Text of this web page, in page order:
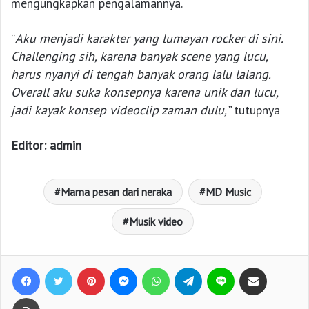
“Aku menjadi karakter yang lumayan rocker di sini.
Challenging sih, karena banyak scene yang lucu,
harus nyanyi di tengah banyak orang lalu lalang.
Overall aku suka konsepnya karena unik dan lucu,
jadi kayak konsep videoclip zaman dulu,”tutupnya
Editor: admin
Mama pesan dari neraka MD Music
Musik video